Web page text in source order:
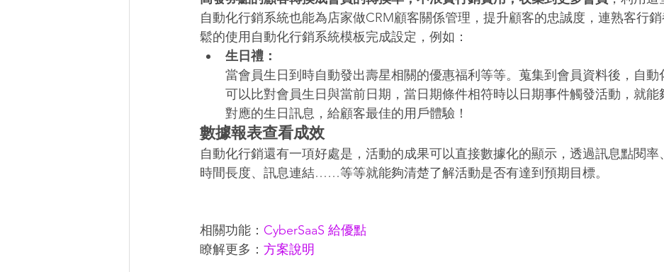
自動化行銷系統也能為店家做CRM顧客關係管理，提升顧客的忠誠度，連熟客行
鬆的使用自動化行銷系統模板完成設定，例如：
生日禮：
當會員生日到時自動發出壽星相關的優惠福利等等。蒐集到會員資料後，自動
可以比對會員生日與當前日期，當日期條件相符時以日期事件觸發活動，就能
對應的生日訊息，給顧客最佳的用戶體驗！
數據報表查看成效
自動化行銷還有一項好處是，活動的成果可以直接數據化的顯示，透過訊息點閱率
時間長度、訊息連結……等等就能夠清楚了解活動是否有達到預期目標。
相關功能： CyberSaaS 給優點
瞭解更多： 方案說明